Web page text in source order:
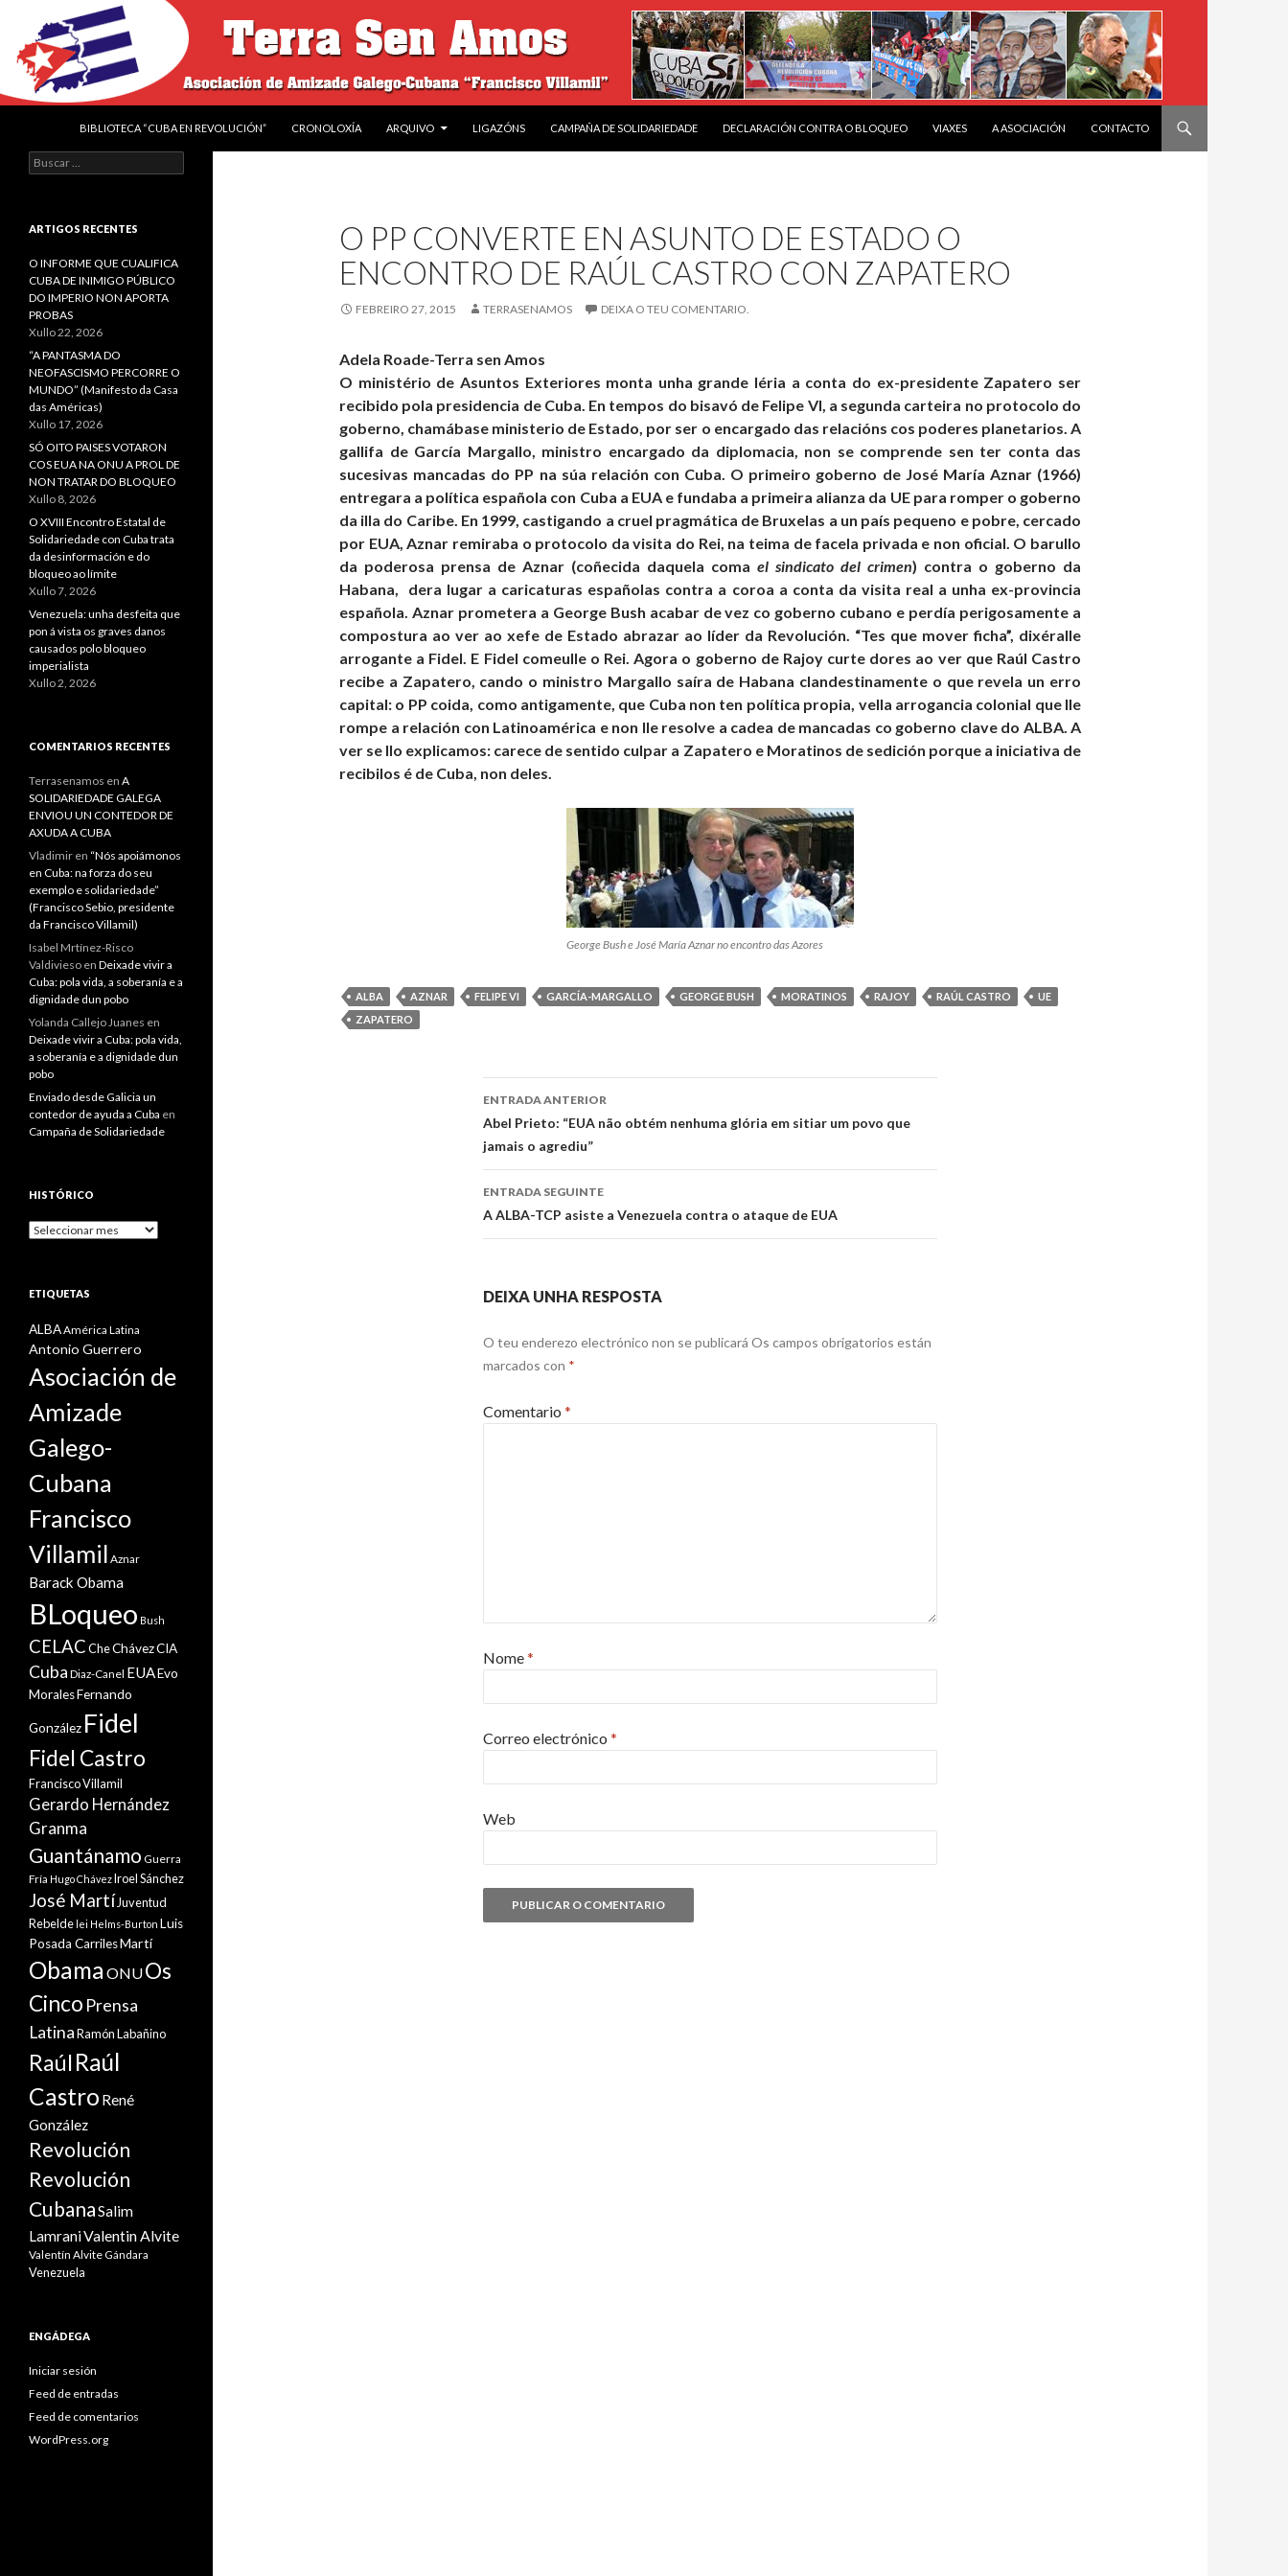
Terra sen amos
BIBLIOTECA “CUBA EN REVOLUCIÓN”
CRONOLOXÍA ARQUIVO LIGAZÓNS CAMPAÑA DE SOLIDARIEDADE DECLARACIÓN CONTRA O BLOQUEO VIAXES A ASOCIACIÓN CONTACTO
O PP CONVERTE EN ASUNTO DE ESTADO O
ENCONTRO DE RAÚL CASTRO CON ZAPATERO
FEBREIRO 27, 2015 TERRASENAMOS DEIXA O TEU COMENTARIO.
Adela Roade-Terra sen Amos
O ministério de Asuntos Exteriores monta unha grande léria a conta do ex-presidente Zapatero ser
recibido pola presidencia de Cuba. En tempos do bisavó de Felipe VI, a segunda carteira no protocolo do
goberno, chamábase ministerio de Estado, por ser o encargado das relacións cos poderes planetarios. A
gallifa de García Margallo, ministro encargado da diplomacia, non se comprende sen ter conta das
sucesivas mancadas do PP na súa relación con Cuba. O primeiro goberno de José María Aznar (1966)
entregara a política española con Cuba a EUA e fundaba a primeira alianza da UE para romper o goberno
da illa do Caribe. En 1999, castigando a cruel pragmática de Bruxelas a un país pequeno e pobre, cercado
por EUA, Aznar remiraba o protocolo da visita do Rei, na teima de facela privada e non oficial. O barullo
da poderosa prensa de Aznar (coñecida daquela coma el sindicato del crimen) contra o goberno da
Habana, dera lugar a caricaturas españolas contra a coroa a conta da visita real a unha ex-provincia
española. Aznar prometera a George Bush acabar de vez co goberno cubano e perdía perigosamente a
compostura ao ver ao xefe de Estado abrazar ao líder da Revolución. “Tes que mover ficha”, dixéralle
arrogante a Fidel. E Fidel comeulle o Rei. Agora o goberno de Rajoy curte dores ao ver que Raúl Castro
recibe a Zapatero, cando o ministro Margallo saíra de Habana clandestinamente o que revela un erro
capital: o PP coida, como antigamente, que Cuba non ten política propia, vella arrogancia colonial que lle
rompe a relación con Latinoamérica e non lle resolve a cadea de mancadas co goberno clave do ALBA. A
ver se llo explicamos: carece de sentido culpar a Zapatero e Moratinos de sedición porque a iniciativa de
recibilos é de Cuba, non deles.
George Bush e José María Aznar no encontro das Azores
ALBA AZNAR FELIPE VI GARCÍA-MARGALLO GEORGE BUSH MORATINOS RAJOY RAÚL CASTRO
UE
ZAPATERO
Ir
a
entrada
ENTRADA ANTERIOR
Abel Prieto: “EUA não obtém nenhuma glória em sitiar um povo que
jamais o agrediu”
ENTRADA SEGUINTE
A ALBA-TCP asiste a Venezuela contra o ataque de EUA
DEIXA UNHA RESPOSTA
O teu enderezo electrónico non se publicará Os campos obrigatorios están
marcados con *
Comentario *
Nome*
Correo electrónico *
Web
Asociación de Amizade Galego-
Cubana “Francisco Villamil"
Buscar:
ARTIGOS RECENTES
O INFORME QUE CUALIFICA
CUBA DE INIMIGO PÚBLICO
DO IMPERIO NON APORTA
PROBAS
Xullo 22, 2026
“A PANTASMA DO
NEOFASCISMO PERCORRE O
MUNDO” (Manifesto da Casa
das Américas)
Xullo 17, 2026
SÓ OITO PAISES VOTARON
COS EUA NA ONU A PROL DE
NON TRATAR DO BLOQUEO
Xullo 8, 2026
O XVIII Encontro Estatal de
Solidariedade con Cuba trata
da desinformación e do
bloqueo ao límite
Xullo 7, 2026
Venezuela: unha desfeita que
pon á vista os graves danos
causados polo bloqueo
imperialista
Xullo 2, 2026
COMENTARIOS RECENTES
Terrasenamos en A
SOLIDARIEDADE GALEGA
ENVIOU UN CONTEDOR DE
AXUDA A CUBA
Vladimir en “Nós apoiámonos
en Cuba: na forza do seu
exemplo e solidariedade”
(Francisco Sebio, presidente
da Francisco Villamil)
Isabel Mrtínez-Risco
Valdivieso en Deixade vivir a
Cuba: pola vida, a soberanía e a
dignidade dun pobo
Yolanda Callejo Juanes en
Deixade vivir a Cuba: pola vida,
a soberanía e a dignidade dun
pobo
Enviado desde Galicia un
contedor de ayuda a Cuba en
Campaña de Solidariedade
HISTÓRICO
Histórico
ETIQUETAS
ALBAAmérica Latina
Antonio Guerrero
Asociación de
Amizade
Galego-
Cubana
Francisco
Villamil Aznar
Barack Obama
BLoqueo Bush
CELACCheChávezCIA
Cuba Diaz-Canel EUAEvo
MoralesFernando
González Fidel
Fidel Castro
Francisco Villamil
Gerardo Hernández
Granma
Guantánamo Guerra
Fría Hugo ChávezIroel Sánchez
José Martí Juventud
Rebelde lei Helms-Burton Luis
Posada CarrilesMartí
Obama ONUOs
Cinco Prensa
LatinaRamón Labañino
RaúlRaúl
Castro René
González
Revolución
Revolución
CubanaSalim
LamraniValentin Alvite
Valentín Alvite Gándara
Venezuela
ENGÁDEGA
Iniciar sesión
Feed de entradas
Feed de comentarios
WordPress.org